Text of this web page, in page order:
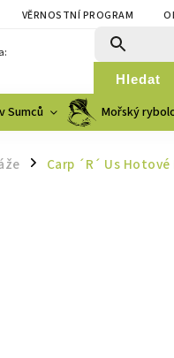
VĚRNOSTNÍ PROGRAM
Hledat
Sumců Mořský
/ Carp ´R´ Us